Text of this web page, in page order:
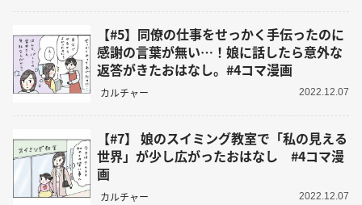
【#5】同僚の仕事をせっかく手伝ったのに
感謝の言葉が無い…！娘に話したら意外な
返答がきたおはなし。#4コマ漫画
カルチャー 2022.12.07
【#7】 娘のスイミング教室で「私の見える
世界」が少し広がったおはなし #4コマ漫
画
カルチャー 2022.12.07